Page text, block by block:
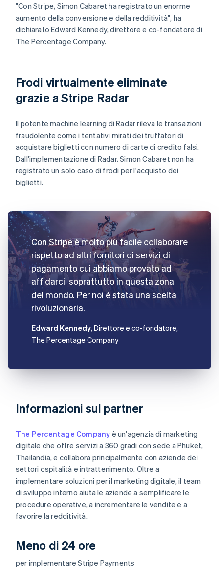
Meno di 24 ore
per implementare Stripe Payments
"Con Stripe, Simon Cabaret ha registrato un enorme
aumento della conversione e della redditività", ha
dichiarato Edward Kennedy, direttore e co-fondatore di
The Percentage Company.
Frodi virtualmente eliminate
grazie a Stripe Radar
Il potente machine learning di Radar rileva le transazioni
fraudolente come i tentativi mirati dei truffatori di
acquistare biglietti con numero di carte di credito falsi.
Dall'implementazione di Radar, Simon Cabaret non ha
registrato un solo caso di frodi per l'acquisto dei
biglietti.
Con Stripe è molto più facile collaborare
rispetto ad altri fornitori di servizi di
pagamento cui abbiamo provato ad
affidarci, soprattutto in questa zona
del mondo. Per noi è stata una scelta
rivoluzionaria.
Edward Kennedy, Direttore e co-fondatore,
The Percentage Company
Informazioni sul partner
The Percentage Company è un'agenzia di marketing
digitale che offre servizi a 360 gradi con sede a Phuket,
Thailandia, e collabora principalmente con aziende dei
settori ospitalità e intrattenimento. Oltre a
implementare soluzioni per il marketing digitale, il team
di sviluppo interno aiuta le aziende a semplificare le
procedure operative, a incrementare le vendite e a
favorire la redditività.